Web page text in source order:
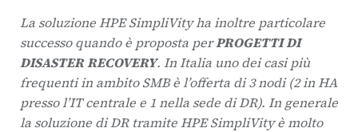
La soluzione HPE SimpliVity ha inoltre particolare
successo quando è proposta perPROGETTI DI
DISASTER RECOVERY. In Italia uno dei casi più
frequenti in ambito SMB è l’offerta di 3 nodi (2 in HA
presso l’IT centrale e 1 nella sede di DR). In generale
la soluzione di DR tramite HPE SimpliVity è molto